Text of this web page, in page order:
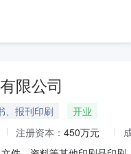
限公司
、报刊印刷
开业
注册资本： 450万元